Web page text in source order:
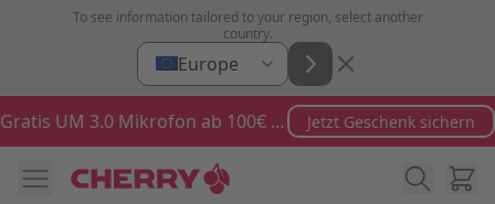
Zum Inhalt springen
To see information tailored to your region, select another
country.
Europe
Gratis UM 3.0 Mikrofon ab 100€ Bestellwert Jetzt Geschenk sichern